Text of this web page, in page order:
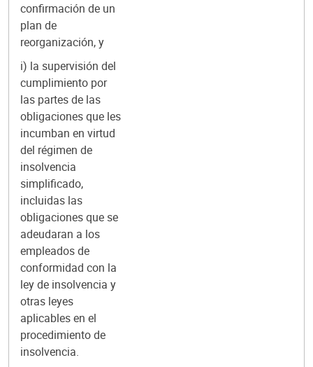
confirmación de un
plan de
reorganización, y
i) la supervisión del
cumplimiento por
las partes de las
obligaciones que les
incumban en virtud
del régimen de
insolvencia
simplificado,
incluidas las
obligaciones que se
adeudaran a los
empleados de
conformidad con la
ley de insolvencia y
otras leyes
aplicables en el
procedimiento de
insolvencia.